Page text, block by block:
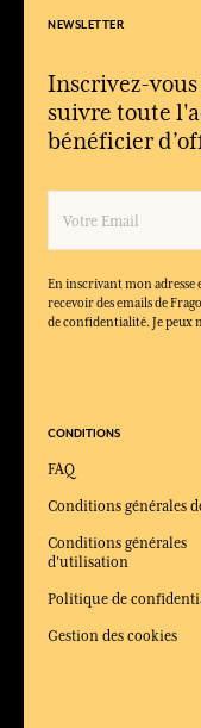
NEWSLETTER
Inscrivez-
suivre toute
bénéficier
En inscrivant mon adresse
recevoir des emails de
de confidentialité. Je peux
CONDITIONS
FAQ
Conditions générales
Conditions générales
d'utilisation
Politique de
Gestion des cookies